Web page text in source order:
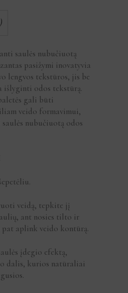
saulės nubučiuotą
pasižymi inovatyvia
lengvos tekstūros, jis be
išlyginti odos tekstūrą.
gali būti
veido formavimui,
nubučiuotą odos
veidą, tepkite jį
ant nosies tilto ir
aplink veido kontūrą.
įdegio efektą,
dalis, kurios natūraliai